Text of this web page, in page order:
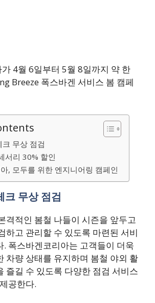
4월 6일부터 5월 8일까지 약 한
Breeze 폭스바겐 서비스 봄 캠페
무상 점검
서리 30% 할인
, 모두를 위한 엔지니어링 캠페인
크 무상 점검
격적인 봄철 나들이 시즌을 앞두고
하고 관리할 수 있도록 마련된 서비
. 폭스바겐코리아는 고객들이 더욱
차량 상태를 유지하며 봄철 야외 활
즐길 수 있도록 다양한 점검 서비스
공한다.